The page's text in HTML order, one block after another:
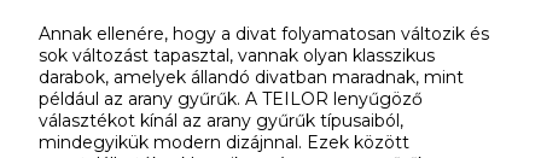
Annak ellenére, hogy a divat folyamatosan változik és
sok változást tapasztal, vannak olyan klasszikus
darabok, amelyek állandó divatban maradnak, mint
például az arany gyűrűk. A TEILOR lenyűgöző
választékot kínál az arany gyűrűk típusaiból,
mindegyikük modern dizájnnal. Ezek között